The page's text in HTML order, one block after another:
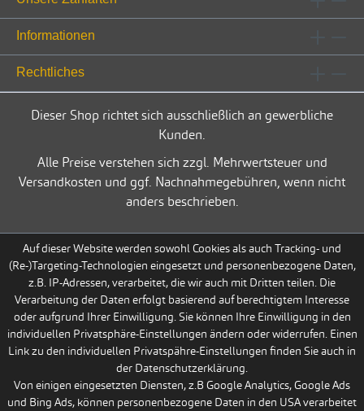
Informationen
Rechtliches
Dieser Shop richtet sich ausschließlich an gewerbliche
Kunden.
Alle Preise verstehen sich zzgl. Mehrwertsteuer und
Versandkosten und ggf. Nachnahmegebühren, wenn nicht
anders beschrieben.
Auf dieser Website werden sowohl Cookies als auch Tracking- und
(Re-)Targeting-Technologien eingesetzt und personenbezogene Daten,
z.B. IP-Adressen, verarbeitet, die wir auch mit Dritten teilen. Die
Verarbeitung der Daten erfolgt basierend auf berechtigtem Interesse
oder aufgrund Ihrer Einwilligung. Sie können Ihre Einwilligung in den
individuellen Privatsphäre-Einstellungen ändern oder widerrufen. Einen
Link zu den individuellen Privatspähre-Einstellungen finden Sie auch in
der Datenschutzerklärung.
Von einigen eingesetzten Diensten, z.B Google Analytics, Google Ads
und Bing Ads, können personenbezogene Daten in den USA verarbeitet